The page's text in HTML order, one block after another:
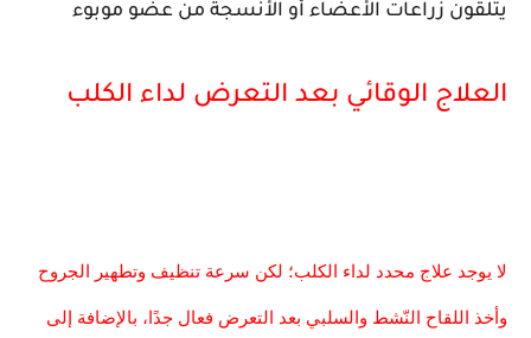
يتَلَقّون زراعات الأعضاء أو الأنسجة من عضو موبوء
العلاج الوقائي بعد التعرض لداء الكلب
لا يوجد علاج محدد لداء الكلب؛ لكن سرعة تنظيف وتطهير الجروح
وأخذ اللقاح النّشط والسلبي بعد التعرض فعال جدًا، بالإضافة إلى